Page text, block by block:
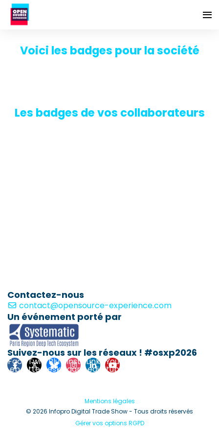
Voici les badges pour la société
Les badges de vos collaborateurs
Contactez-nous
contact@opensource-experience.com
Un événement porté par
Suivez-nous sur les réseaux ! #osxp2026
Fac
eb
Twi
tte
Blu
esk
Inst
agr
Link
edi
You
tub
Mentions légales
© 2026 Infopro Digital Trade Show - Tous droits réservés
Gérer vos options RGPD